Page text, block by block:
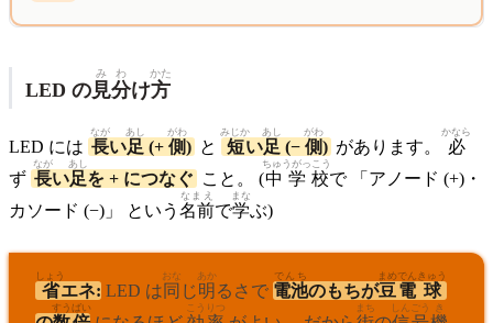
LED の見分
みわ
け方
かた
LED には 長
なが
い足
あし
(+ 側
がわ
) と 短
みじか
い足
あし
(− 側
がわ
) があります。 必
かなら
ず 長
なが
い足
あし
を + につなぐ こと。 (中学校
ちゅうがっこう
で 「アノード (+)・
カソード (−)」 という 名前
なまえ
で学
まな
ぶ)
省
しょう
エネ: LED は同
おな
じ明
あか
るさで 電池
でんち
のもちが豆
まめ
電
でん
球
きゅう
すう ばい こう りつ まち しんごう き